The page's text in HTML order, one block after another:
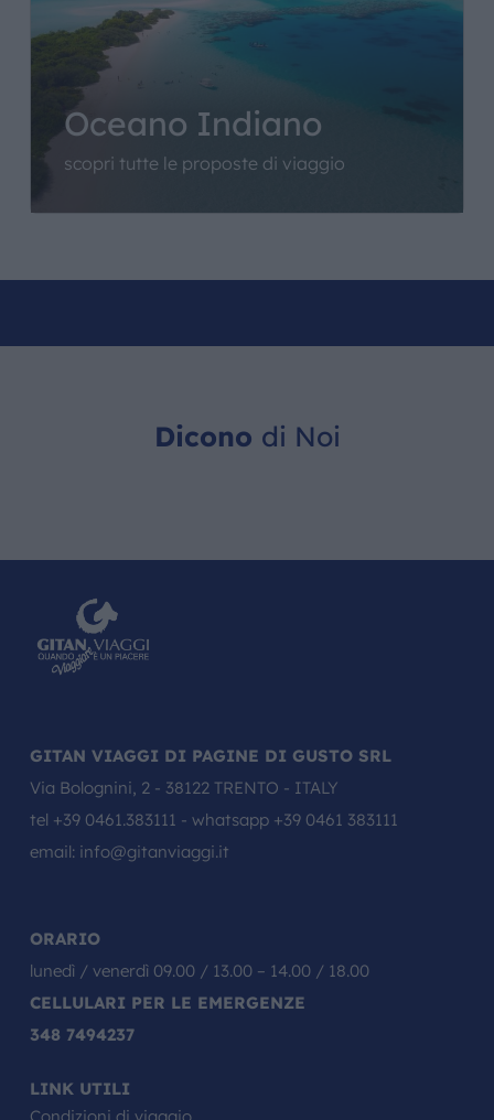
Oceano Indiano
scopri tutte le proposte di viaggio
Dicono di Noi
GITAN VIAGGI DI PAGINE DI GUSTO SRL
Via Bolognini, 2 - 38122 TRENTO - ITALY
tel +39 0461.383111 - whatsapp +39 0461 383111
email: info@gitanviaggi.it
ORARIO
lunedì / venerdì 09.00 / 13.00 – 14.00 / 18.00
CELLULARI PER LE EMERGENZE
348 7494237
LINK UTILI